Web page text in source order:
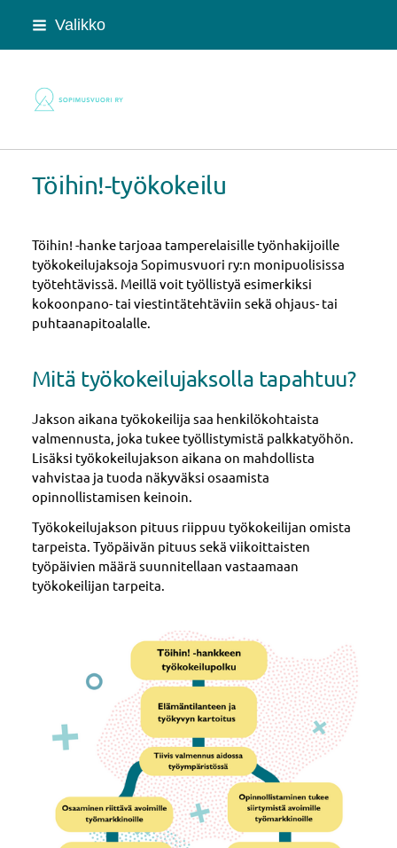
Siirry
Valikko
Sopimusvuori ry
Töihin!-työkokeilu
Töihin! -hanke tarjoaa tamperelaisille työnhakijoille
työkokeilujaksoja Sopimusvuori ry:n monipuolisissa
työtehtävissä. Meillä voit työllistyä esimerkiksi
kokoonpano- tai viestintätehtäviin sekä ohjaus- tai
puhtaanapitoalalle.
Mitä työkokeilujaksolla tapahtuu?
Jakson aikana työkokeilija saa henkilökohtaista
valmennusta, joka tukee työllistymistä palkkatyöhön.
Lisäksi työkokeilujakson aikana on mahdollista
vahvistaa ja tuoda näkyväksi osaamista
opinnollistamisen keinoin.
Työkokeilujakson pituus riippuu työkokeilijan omista
tarpeista. Työpäivän pituus sekä viikoittaisten
työpäivien määrä suunnitellaan vastaamaan
työkokeilijan tarpeita.